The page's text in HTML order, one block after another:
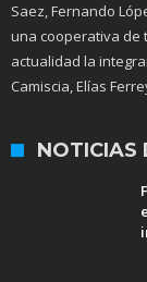
Saez, Fernando
una cooperativa de
actualidad la
Camiscia, Elías
NOTICIAS